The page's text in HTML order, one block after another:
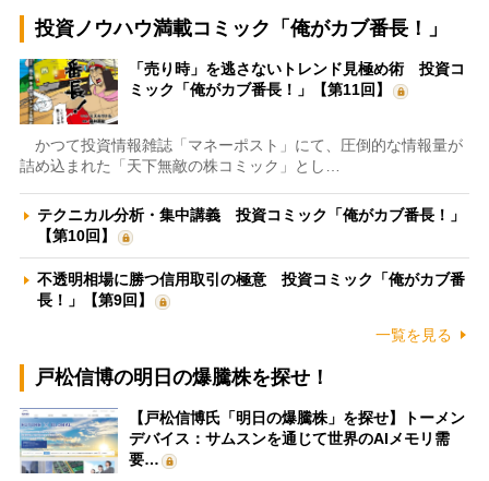
投資ノウハウ満載コミック「俺がカブ番長！」
「売り時」を逃さないトレンド見極め術 投資コ
ミック「俺がカブ番長！」【第11回】
かつて投資情報雑誌「マネーポスト」にて、圧倒的な情報量が
詰め込まれた「天下無敵の株コミック」とし…
テクニカル分析・集中講義 投資コミック「俺がカブ番長！」
【第10回】
不透明相場に勝つ信用取引の極意 投資コミック「俺がカブ番
長！」【第9回】
一覧を見る
戸松信博の明日の爆騰株を探せ！
【戸松信博氏「明日の爆騰株」を探せ】トーメン
デバイス：サムスンを通じて世界のAIメモリ需
要…